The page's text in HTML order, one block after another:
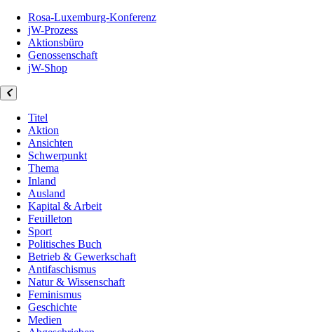
Rosa-Luxemburg-Konferenz
jW-Prozess
Aktionsbüro
Genossenschaft
jW-Shop
Titel
Aktion
Ansichten
Schwerpunkt
Thema
Inland
Ausland
Kapital & Arbeit
Feuilleton
Sport
Politisches Buch
Betrieb & Gewerkschaft
Antifaschismus
Natur & Wissenschaft
Feminismus
Geschichte
Medien